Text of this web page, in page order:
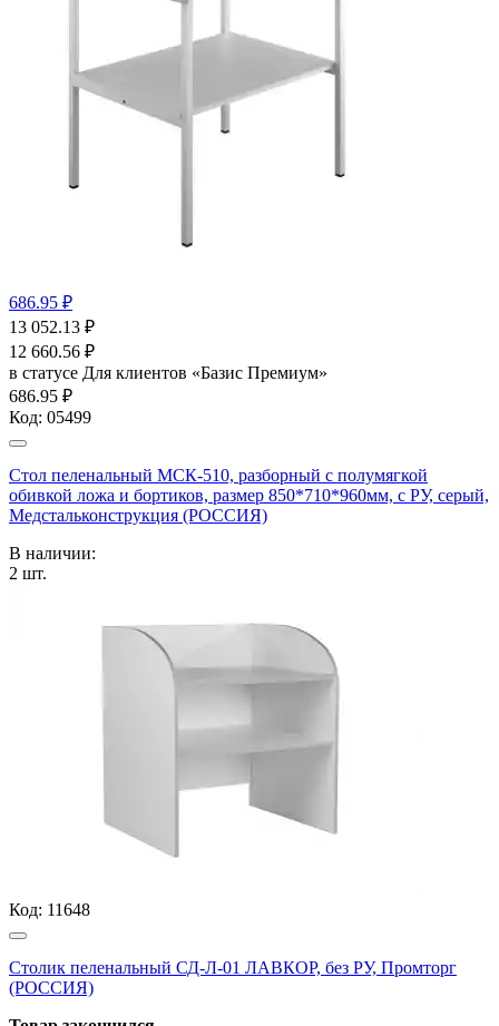
686.95 ₽
13 052.13 ₽
12 660.56 ₽
в статусе Для клиентов «Базис Премиум»
686.95 ₽
Код: 05499
Стол пеленальный МСК-510, разборный с полумягкой
обивкой ложа и бортиков, размер 850*710*960мм, с РУ, серый,
Медстальконструкция (РОССИЯ)
В наличии:
2 шт.
Код: 11648
Столик пеленальный СД-Л-01 ЛАВКОР, без РУ, Промторг
(РОССИЯ)